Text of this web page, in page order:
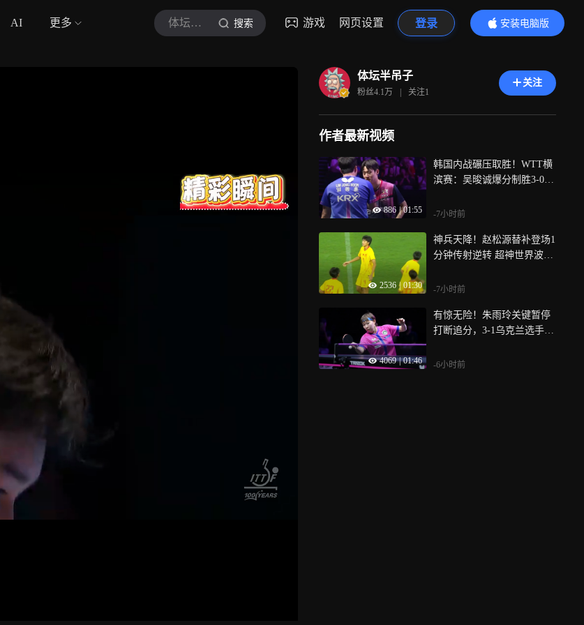
AI 更多 体坛半吊子 搜索 游戏 网页设置 登录
安装电脑版
内容更精彩
体坛半吊子
粉丝4.1万 | 关注1
关注
作者最新视频
886 | 01:55
韩国内战碾压取胜！WTT横
滨赛：吴晙诚爆分制胜3-0轻
-7小时前
2536 | 01:30
神兵天降！赵松源替补登场1
分钟传射逆转 超神世界波震
-7小时前
4069 | 01:46
有惊无险！朱雨玲关键暂停
打断追分，3-1乌克兰选手晋
-6小时前